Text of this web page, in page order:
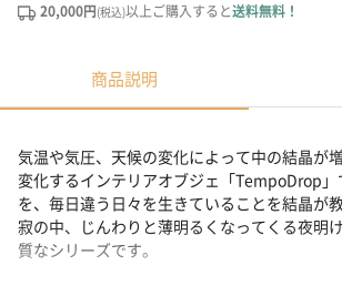
20,000円(税込)以上ご購入すると送料無料！
商品説明
気温や気圧、天候の変化によって中の結晶が
変化するインテリアオブジェ「TempoDrop
を、毎日違う日々を生きていることを結晶が
寂の中、じんわりと薄明るくなってくる夜明
質なシリーズです。